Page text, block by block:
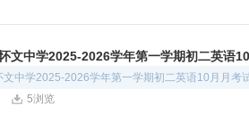
文中学2025-2026学年第一学期初二英语
中学2025-2026学年第一学期初二英语10月月考
5浏览